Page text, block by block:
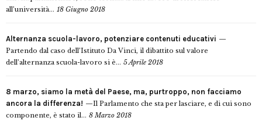
all’università... 18 Giugno 2018
Alternanza scuola-lavoro, potenziare contenuti educativi
Partendo dal caso dell’Istituto Da Vinci, il dibattito sul valore
dell’alternanza scuola-lavoro si è... 5 Aprile 2018
8 marzo, siamo la metà del Paese, ma, purtroppo, non facciamo
ancora la differenza!
Il Parlamento che sta per lasciare, e di cui sono
componente, è stato il... 8 Marzo 2018